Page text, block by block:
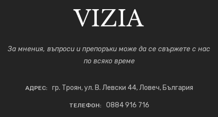
За мнения, въпроси и препоръки може да се свържете с нас
по всяко време
АДРЕС: гр. Троян, ул. В. Левски 44, Ловеч, България
ТЕЛЕФОН: 0884 916 716